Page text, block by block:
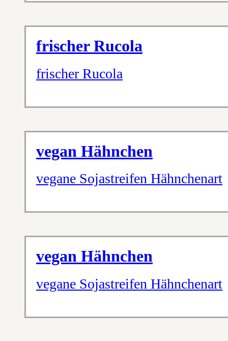
frischer Rucola
frischer Rucola
vegan Hähnchen
vegane Sojastreifen Hähnchenart
vegan Hähnchen
vegane Sojastreifen Hähnchenart